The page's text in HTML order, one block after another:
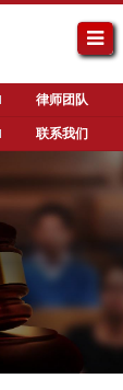
律师团队
联系我们